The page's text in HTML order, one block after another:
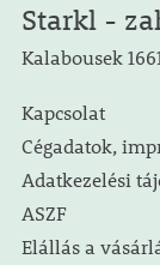
Starkl -
Kalabousek
Kapcsolat
Cégadatok,
Adatkezelési
ASZF
Elállás a